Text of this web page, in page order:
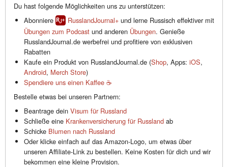
Du hast folgende Möglichkeiten uns zu unterstützen:
Abonniere
RusslandJournal+ und lerne Russisch effektiver mit
Übungen zum Podcast und anderen Übungen. Genieße
RusslandJournal.de werbefrei und profitiere von exklusiven
Rabatten
Kaufe ein Produkt von RusslandJournal.de (Shop, Apps: iOS,
Android, Merch Store)
Spendiere uns einen Kaffee ☕️
Bestelle etwas bei unseren Partnern:
Beantrage dein Visum für Russland
Schließe eine Krankenversicherung für Russland ab
Schicke Blumen nach Russland
Oder klicke einfach auf das Amazon-Logo, um etwas über
unseren Affiliate-Link zu bestellen. Keine Kosten für dich und wir
bekommen eine kleine Provision.